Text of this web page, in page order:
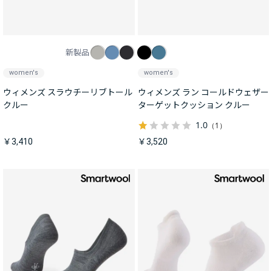
新製品
women's
ウィメンズ スラウチーリブトール
クルー
￥3,410
women's
ウィメンズ ラン コールドウェザー
ターゲットクッション クルー
1.0（1）
￥3,520